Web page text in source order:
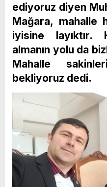
ediyoruz diyen
Mağara, mahalle
iyisine
almanın yolu da
Mahalle
bekliyoruz dedi.